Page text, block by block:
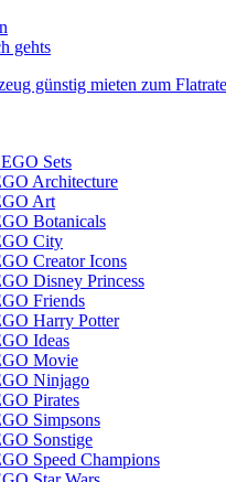
gehts
Sets
Architecture
Art
Botanicals
City
Creator Icons
Disney Princess
Friends
Harry Potter
Ideas
Movie
Ninjago
Pirates
Simpsons
Sonstige
Speed Champions